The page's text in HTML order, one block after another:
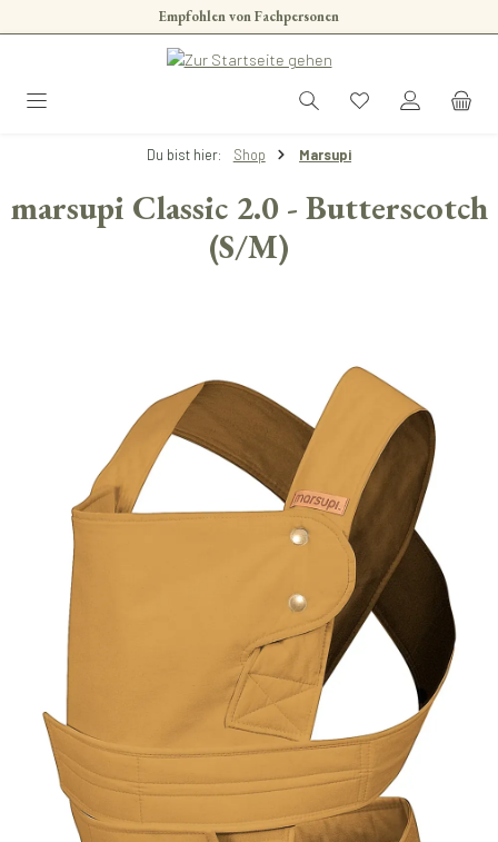
Zum Hauptinhalt springenEmpfohlen von Fachpersonen
Du bist hier: Shop Marsupi
marsupi Classic 2.0 - Butterscotch
(S/M)